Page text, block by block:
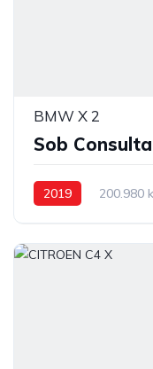
BMW X 2
Sob Consulta
2019 200.980